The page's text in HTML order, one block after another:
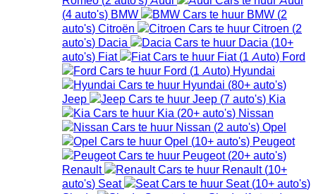
(4 auto's) BMW BMW (2
auto's) Citroën Citroen (2
auto's) Dacia Dacia (10+
auto's) Fiat Fiat (1 Auto) Ford
Ford (1 Auto) Hyundai
Hyundai (80+ auto's)
Jeep
Jeep (7 auto's) Kia
Kia (20+ auto's) Nissan
Nissan (2 auto's) Opel
Opel (10+ auto's) Peugeot
Peugeot (20+ auto's)
Renault
Renault (10+
auto's) Seat Seat (10+ auto's)